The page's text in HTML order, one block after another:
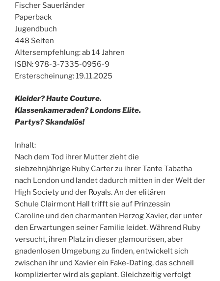
Fischer Sauerländer
Paperback
Jugendbuch
448 Seiten
Altersempfehlung: ab 14 Jahren
ISBN: 978-3-7335-0956-9
Ersterscheinung: 19.11.2025
Kleider? Haute Couture.
Klassenkameraden? Londons Elite.
Partys? Skandalös!
Inhalt:
Nach dem Tod ihrer Mutter zieht die
siebzehnjährige Ruby Carter zu ihrer Tante Tabatha
nach London und landet dadurch mitten in der Welt der
High Society und der Royals. An der elitären
Schule Clairmont Hall trifft sie auf Prinzessin
Caroline und den charmanten Herzog Xavier, der unter
den Erwartungen seiner Familie leidet. Während Ruby
versucht, ihren Platz in dieser glamourösen, aber
gnadenlosen Umgebung zu finden, entwickelt sich
zwischen ihr und Xavier ein Fake-Dating, das schnell
komplizierter wird als geplant. Gleichzeitig verfolgt